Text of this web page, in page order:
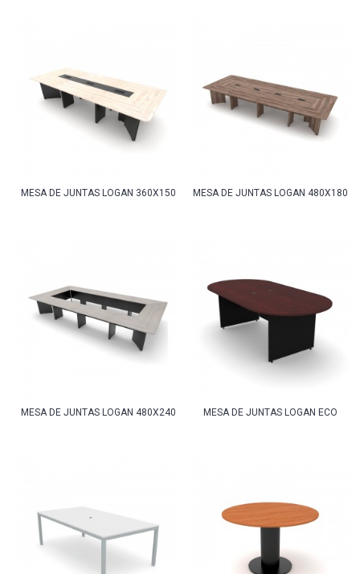
MESA DE JUNTAS LOGAN 360X150 MESA DE JUNTAS LOGAN 480X180
MESA DE JUNTAS LOGAN 480X240 MESA DE JUNTAS LOGAN ECO